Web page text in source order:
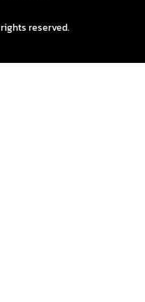
reserved.